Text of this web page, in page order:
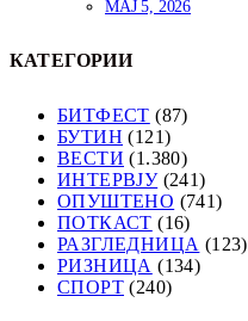
МАЈ 5, 2026
КАТЕГОРИИ
БИТФЕСТ (87)
БУТИН (121)
ВЕСТИ (1.380)
ИНТЕРВЈУ(241)
ОПУШТЕНО (741)
ПОТКАСТ (16)
РАЗГЛЕДНИЦА (123)
РИЗНИЦА (134)
СПОРТ (240)